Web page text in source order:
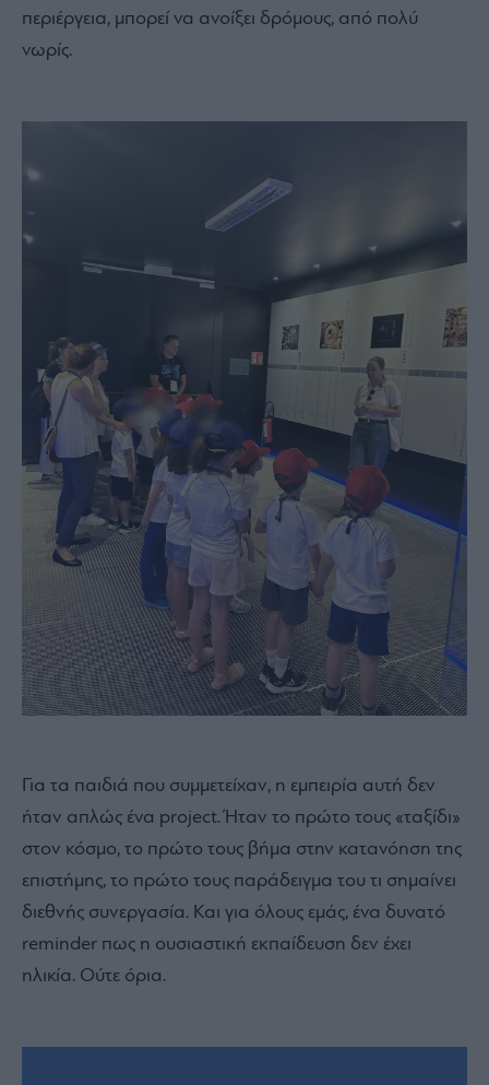
περιέργεια, μπορεί να ανοίξει δρόμους, από πολύ
νωρίς.
Για τα παιδιά που συμμετείχαν, η εμπειρία αυτή δεν
ήταν απλώς ένα project. Ήταν το πρώτο τους «ταξίδι»
στον κόσμο, το πρώτο τους βήμα στην κατανόηση της
επιστήμης, το πρώτο τους παράδειγμα του τι σημαίνει
διεθνής συνεργασία. Και για όλους εμάς, ένα δυνατό
reminder πως η ουσιαστική εκπαίδευση δεν έχει
ηλικία. Ούτε όρια.